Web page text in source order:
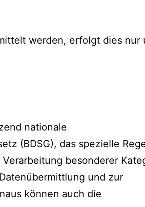
werden, erfolgt dies nur
nationale
(BDSG), das spezielle
besonderer
und zur
können auch die